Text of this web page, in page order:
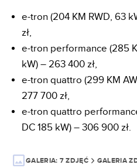
e-tron (204 KM RWD, 63
zł,
e-tron performance (285
kW) – 263 400 zł,
e-tron quattro (299 KM
277 700 zł,
e-tron quattro
DC 185 kW) – 306 900 zł.
GALERIA: 7 ZDJĘĆ GALERIA